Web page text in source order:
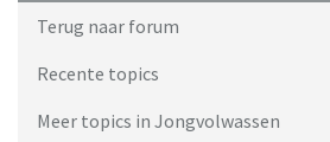
Terug naar forum
Recente topics
Meer topics in Jongvolwassen